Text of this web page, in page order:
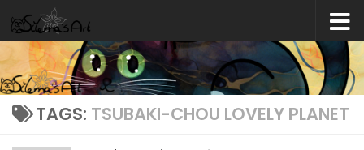
Skip to content
TAGS: TSUBAKI-CHOU LOVELY PLANET